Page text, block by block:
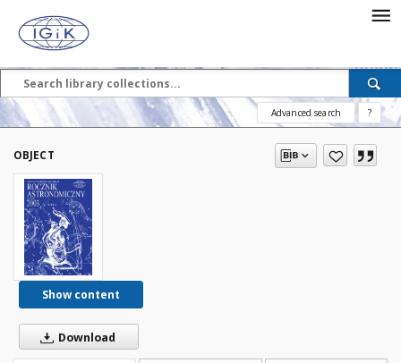
Advanced search ?
OBJECT
Show content
Download